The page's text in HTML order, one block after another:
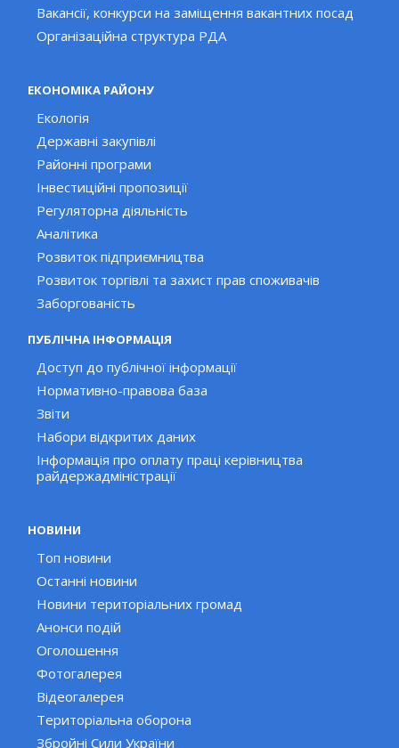
Вакансії, конкурси на заміщення вакантних посад
Організаційна структура РДА
ЕКОНОМІКА РАЙОНУ
Екологія
Державні закупівлі
Районні програми
Інвестиційні пропозиції
Регуляторна діяльність
Аналітика
Розвиток підприємництва
Розвиток торгівлі та захист прав споживачів
Заборгованість
ПУБЛІЧНА ІНФОРМАЦІЯ
Доступ до публічної інформації
Нормативно-правова база
Звіти
Набори відкритих даних
Інформація про оплату праці керівництва
райдержадміністрації
НОВИНИ
Топ новини
Останні новини
Новини територіальних громад
Анонси подій
Оголошення
Фотогалерея
Відеогалерея
Територіальна оборона
Збройні Сили України